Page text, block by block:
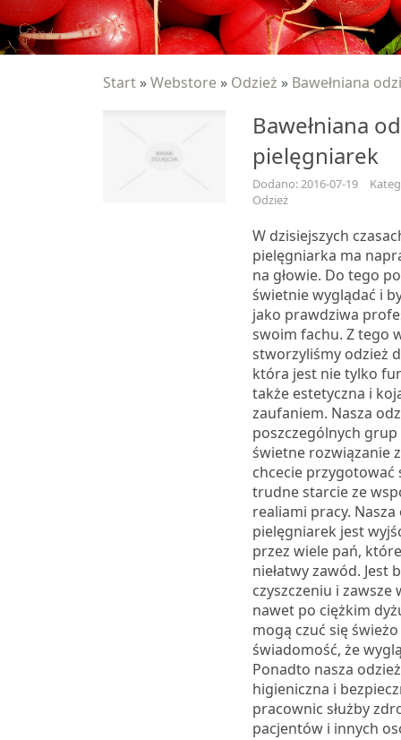
Start »Webstore » Odzież » Bawełniana
Bawełniana
pielęgniarek
Dodano: 2016-07-19
Odzież
W dzisiejszych
pielęgniarka ma
na głowie. Do tego
świetnie wyglądać i
jako prawdziwa
swoim fachu. Z tego
stworzyliśmy odzież
która jest nie tylko
także estetyczna i
zaufaniem. Nasza
poszczególnych
świetne rozwiązanie
chcecie przygotować
trudne starcie ze
realiami pracy. Nasza
pielęgniarek jest
przez wiele pań,
niełatwy zawód. Jest
czyszczeniu i zawsze
nawet po ciężkim
mogą czuć się
świadomość, że
Ponadto nasza
higieniczna i
pracownic służby
pacjentów i innych